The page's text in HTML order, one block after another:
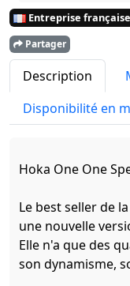
Entreprise française
Partager
Description
Disponibilité en
Hoka One One
Le best seller de
une nouvelle
Elle n'a que des
son dynamisme,